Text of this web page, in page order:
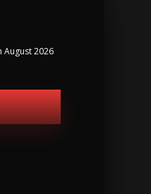
August 2026